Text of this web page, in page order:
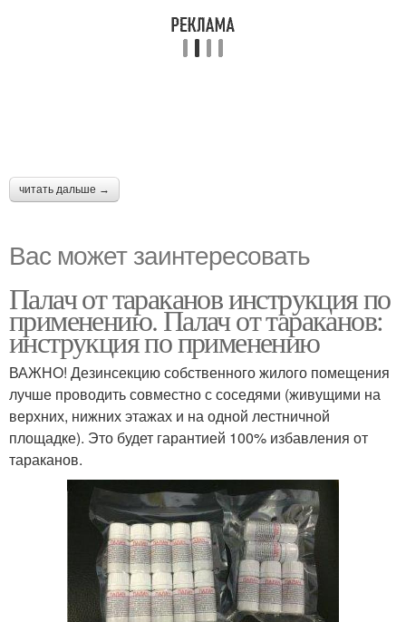
читать дальше →
Вас может заинтересовать
Палач от тараканов инструкция по
применению. Палач от тараканов:
инструкция по применению
ВАЖНО! Дезинсекцию собственного жилого помещения
лучше проводить совместно с соседями (живущими на
верхних, нижних этажах и на одной лестничной
площадке). Это будет гарантией 100% избавления от
тараканов.